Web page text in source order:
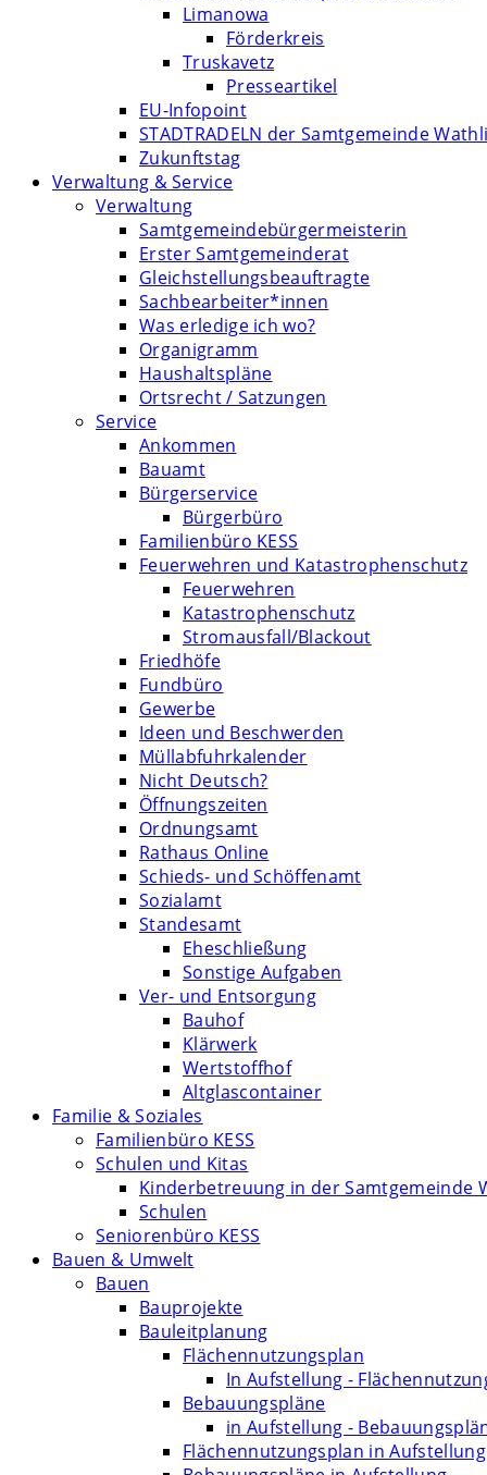
Limanowa
Förderkreis
Truskavetz
Presseartikel
EU-Infopoint
STADTRADELN der Samtgemeinde
Zukunftstag
Verwaltung & Service
Verwaltung
Samtgemeindebürgermeisterin
Erster Samtgemeinderat
Gleichstellungsbeauftragte
Sachbearbeiter*innen
Was erledige ich wo?
Organigramm
Haushaltspläne
Ortsrecht / Satzungen
Service
Ankommen
Bauamt
Bürgerservice
Bürgerbüro
Familienbüro KESS
Feuerwehren und Katastrophenschutz
Feuerwehren
Katastrophenschutz
Stromausfall/Blackout
Friedhöfe
Fundbüro
Gewerbe
Ideen und Beschwerden
Müllabfuhrkalender
Nicht Deutsch?
Öffnungszeiten
Ordnungsamt
Rathaus Online
Schieds- und Schöffenamt
Sozialamt
Standesamt
Eheschließung
Sonstige Aufgaben
Ver- und Entsorgung
Bauhof
Klärwerk
Wertstoffhof
Altglascontainer
Familie & Soziales
Familienbüro KESS
Schulen und Kitas
Kinderbetreuung in der Samtgemeinde
Schulen
Seniorenbüro KESS
Bauen & Umwelt
Bauen
Bauprojekte
Bauleitplanung
Flächennutzungsplan
In Aufstellung -
Bebauungspläne
in Aufstellung -
Flächennutzungsplan in Aufstellung